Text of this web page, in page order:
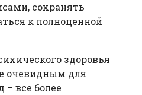
сохранять
к полноценной
здоровья
очевидным для
– все более